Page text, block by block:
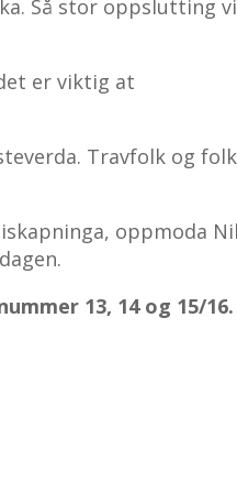
Så stor oppslutting
er viktig at
Travfolk og folk
oppmoda
13, 14 og 15/16.